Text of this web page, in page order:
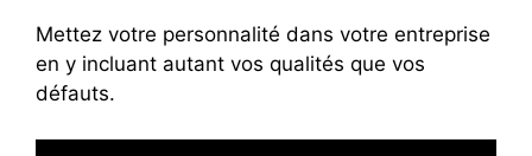
Mettez votre personnalité dans votre entreprise
en y incluant autant vos qualités que vos
défauts.